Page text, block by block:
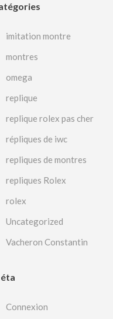
imitation montre
montres
omega
replique
replique rolex pas cher
répliques de iwc
repliques de montres
repliques Rolex
rolex
Uncategorized
Vacheron Constantin
Connexion